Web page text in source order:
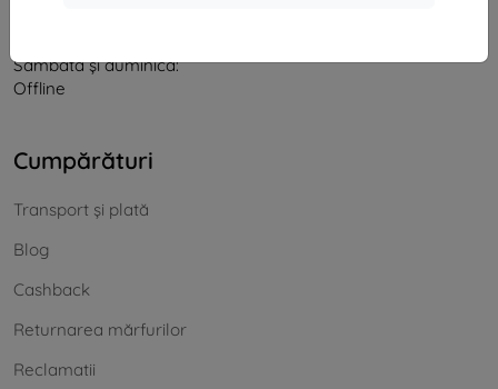
Sâmbătă și duminică:
Offline
Cumpărături
Transport și plată
Blog
Cashback
Returnarea mărfurilor
Reclamatii